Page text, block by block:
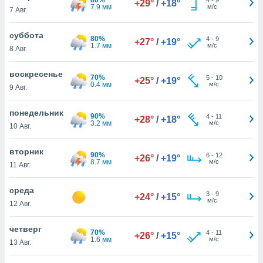
действия
рекламу
нашей
cookie
cookie
в
нашего
7 Авг.
7.9 мм
+29° / +18°
м/с
суббота
8 Авг.
80%
1.7 мм
+27° / +19° 4- 9
м/с
воскресенье
9 Авг.
70%
0.4 мм
+25° / +19° 5- 10
м/с
понедельник
10 Авг.
90%
3.2 мм
+28° / +18° 4- 11
м/с
вторник
11 Авг.
90%
8.7 мм
+26° / +19° 6- 12
м/с
среда
12 Авг.
+24° / +15° 3- 9
м/с
четверг
13 Авг.
70%
1.6 мм
+26° / +15° 4- 11
м/с